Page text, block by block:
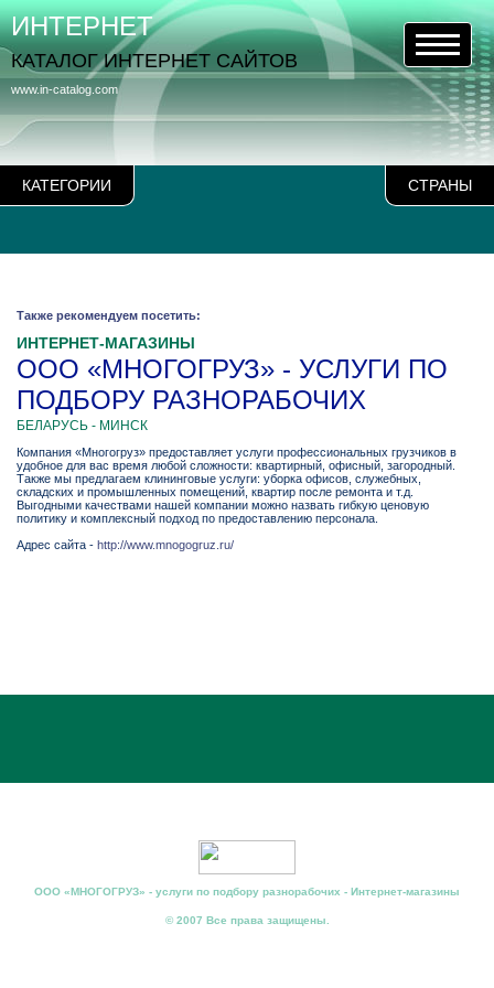
КАТЕГОРИИ СТРАНЫ
www.in-catalog.com
ИНТЕРНЕТ
КАТАЛОГ ИНТЕРНЕТ САЙТОВ
Также рекомендуем посетить:
ИНТЕРНЕТ-МАГАЗИНЫ
ООО «МНОГОГРУЗ» - УСЛУГИ ПО
ПОДБОРУ РАЗНОРАБОЧИХ
БЕЛАРУСЬ - МИНСК
Компания «Многогруз» предоставляет услуги профессиональных грузчиков в
удобное для вас время любой сложности: квартирный, офисный, загородный.
Также мы предлагаем клининговые услуги: уборка офисов, служебных,
складских и промышленных помещений, квартир после ремонта и т.д.
Выгодными качествами нашей компании можно назвать гибкую ценовую
политику и комплексный подход по предоставлению персонала.
Адрес сайта - http://www.mnogogruz.ru/
ООО «МНОГОГРУЗ» - услуги по подбору разнорабочих - Интернет-магазины
© 2007 Все права защищены.